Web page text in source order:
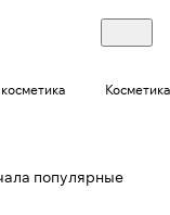
популярные